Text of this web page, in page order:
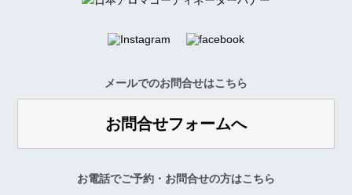
メールでのお問合せはこちら
お問合せフォームへ
お電話でご予約・お問合せの方はこちら